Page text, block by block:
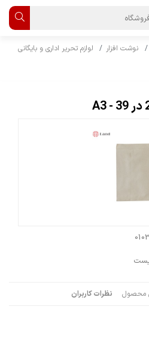
نوشت افزار
لوازم تحریر اداری و بایگانی
محصول نظرات کاربران